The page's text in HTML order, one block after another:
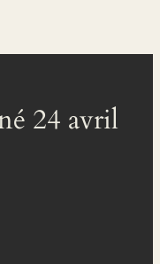
24 avril